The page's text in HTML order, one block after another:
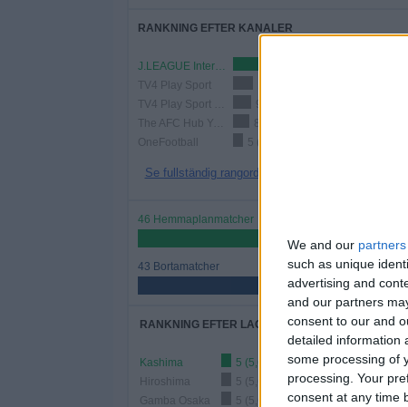
We and our partners
such as unique
advertising and
and our partners
consent to our and
detailed information
some processing of
processing. Your
consent at any time
RANKNING EFTER KANALER
J.LEAGUE International YouTube
TV4 Play Sport
9 (10,11%)
8 (8,99%)
OneFootball
5 (5,62%)
Se fullständig rangordning
46 Hemmaplanmatcher
51,69%
43 Bortamatcher
48,31%
RANKNING EFTER LAG
Kashima
5 (5,62%)
Hiroshima
5 (5,62%)
Gamba Osaka
5 (5,62%)